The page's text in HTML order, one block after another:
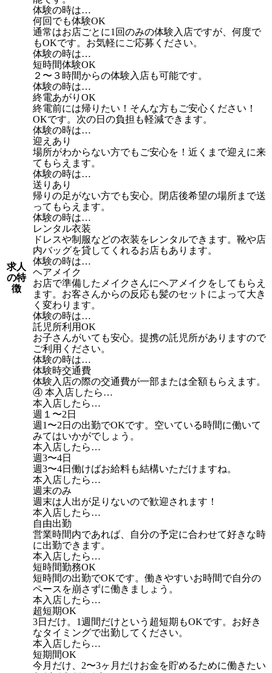
求人
の特
徴
体験の時は…
何回でも体験OK
通常はお店ごとに1回のみの体験入店ですが、何度で
もOKです。お気軽にご応募ください。
体験の時は…
短時間体験OK
２〜３時間からの体験入店も可能です。
体験の時は…
終電あがりOK
終電前には帰りたい！そんな方もご安心ください！
OKです。次の日の負担も軽減できます。
体験の時は…
迎えあり
場所がわからない方でもご安心を！近くまで迎えに来
てもらえます。
体験の時は…
送りあり
帰りの足がない方でも安心。閉店後希望の場所まで送
ってもらえます。
体験の時は…
レンタル衣装
ドレスや制服などの衣装をレンタルできます。靴や店
内バッグを貸してくれるお店もあります。
体験の時は…
ヘアメイク
お店で準備したメイクさんにヘアメイクをしてもらえ
ます。お客さんからの反応も髪のセットによって大き
く変わります。
体験の時は…
託児所利用OK
お子さんがいても安心。提携の託児所がありますので
ご利用ください。
体験の時は…
体験時交通費
体験入店の際の交通費が一部または全額もらえます。
④ 本入店したら…
本入店したら…
週１〜2日
週1〜2日の出勤でOKです。空いている時間に働いて
みてはいかがでしょう。
本入店したら…
週3〜4日
週3〜4日働けばお給料も結構いただけますね。
本入店したら…
週末のみ
週末は人出が足りないので歓迎されます！
本入店したら…
自由出勤
営業時間内であれば、自分の予定に合わせて好きな時
に出勤できます。
本入店したら…
短時間勤務OK
短時間の出勤でOKです。働きやすいお時間で自分の
ペースを崩さずに働きましょう。
本入店したら…
超短期OK
3日だけ。1週間だけという超短期もOKです。お好き
なタイミングで出勤してください。
本入店したら…
短期間OK
今月だけ、2〜3ヶ月だけお金を貯めるために働きたい